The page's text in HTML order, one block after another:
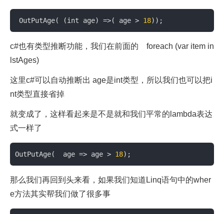
OutPutAge( (int age) =>( age > 18)) ;
c#也有类型推断功能，我们在前面的 foreach (var item in
lstAges)
这里c#可以自动推断出 age是int类型，所以我们也可以把i
nt类型直接省掉
就变成了，这样看起来是不是就和我们平常的lambda表达
式一样了
OutPutAge(  age => age > 18);
那么我们再回到头来看，如果我们知道Linq语句中的wher
e方法其实帮我们做了很多事